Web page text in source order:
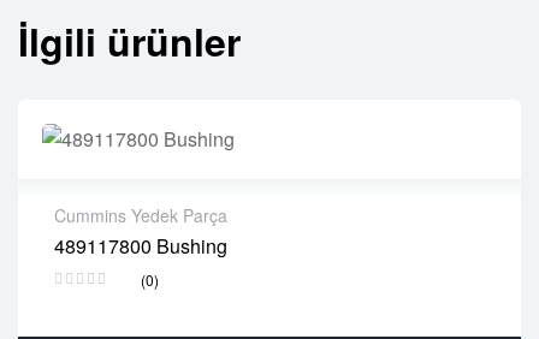
İlgili ürünler
Cummins Yedek Parça
489117800 Bushing
(0)
2 years warranty
Delivery time: 1-2 business days